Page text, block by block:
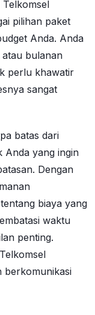
pilihan paket
Anda. Anda
atau bulanan
perlu khawatir
sangat
batas dari
Anda yang ingin
Dengan
biaya yang
waktu
penting.
berkomunikasi